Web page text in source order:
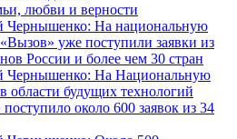
любви и верности
Чернышенко: На национальную
уже поступили заявки из
России и более чем 30 стран
Чернышенко: На Национальную
области будущих технологий
около 600 заявок из 34